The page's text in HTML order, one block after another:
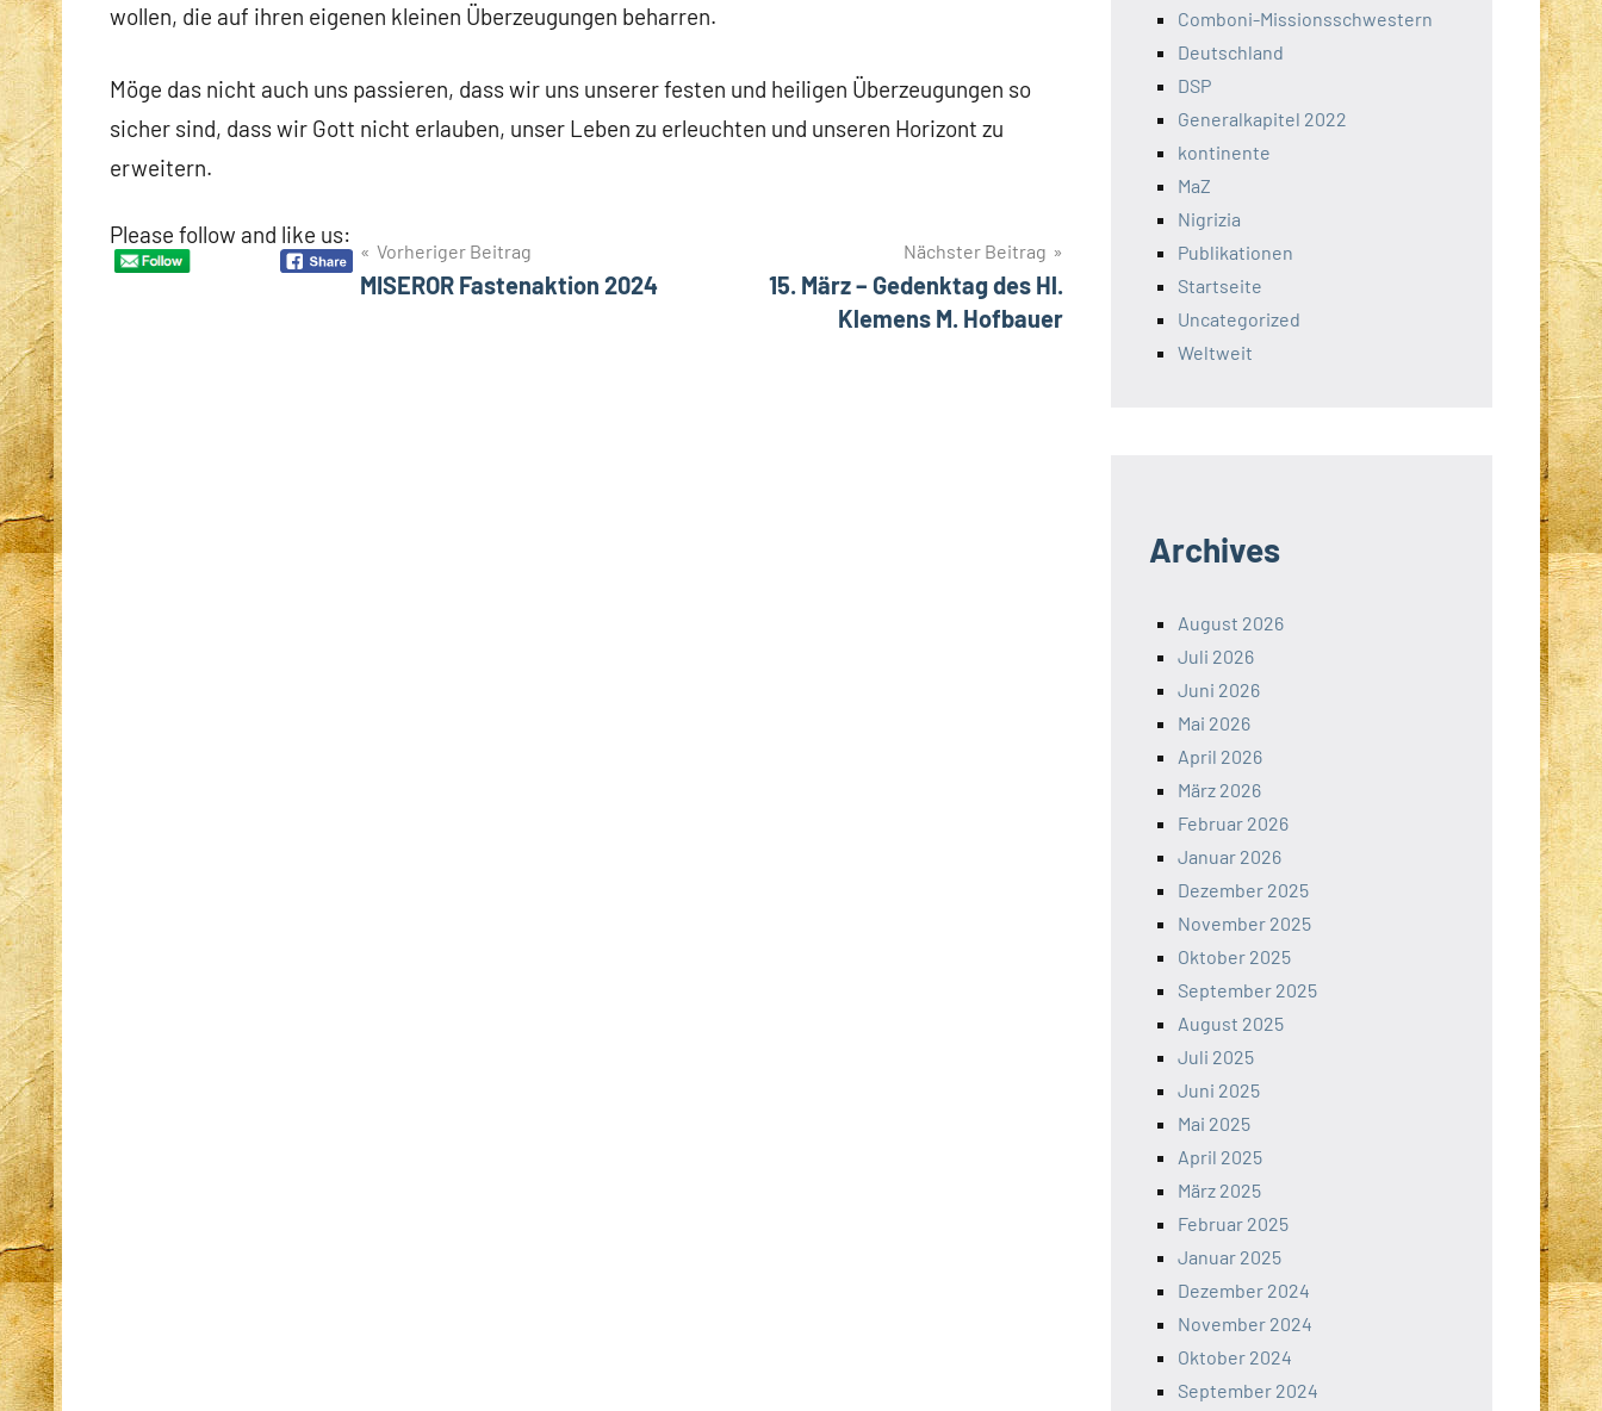
wollen, die auf ihren eigenen kleinen Überzeugungen beharren.
Möge das nicht auch uns passieren, dass wir uns unserer festen und heiligen Überzeugungen so
sicher sind, dass wir Gott nicht erlauben, unser Leben zu erleuchten und unseren Horizont zu
erweitern.
Please follow and like us:
BeitragsnavigationVorheriger Beitrag
MISEROR Fastenaktion 2024
Nächster Beitrag
15. März – Gedenktag des Hl.
Klemens M. Hofbauer
Comboni-Missionsschwestern
Deutschland
DSP
Generalkapitel 2022
kontinente
MaZ
Nigrizia
Publikationen
Startseite
Uncategorized
Weltweit
Archives
August 2026
Juli 2026
Juni 2026
Mai 2026
April 2026
März 2026
Februar 2026
Januar 2026
Dezember 2025
November 2025
Oktober 2025
September 2025
August 2025
Juli 2025
Juni 2025
Mai 2025
April 2025
März 2025
Februar 2025
Januar 2025
Dezember 2024
November 2024
Oktober 2024
September 2024